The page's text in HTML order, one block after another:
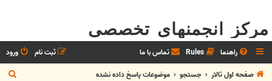
مرکز انجمنهای تخصصی
راهنما Rules تماس با ما ورود
ثبت نام
صفحه اول تالار
جستجو موضوعات پاسخ داده نشده
ج